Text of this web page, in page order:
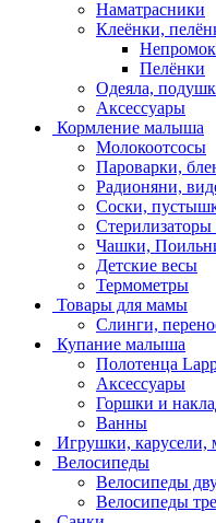
Наматрасники
Клеёнки,
Пелёнки
Одеяла,
Аксессуары
Кормление малыша
Молокоотсосы
Пароварки,
Радионяни,
Соски,
Стерилизаторы
Чашки,
Детские весы
Термометры
Товары для мамы
Слинги,
Купание малыша
Полотенца
Аксессуары
Горшки и
Ванны
Игрушки, карусели,
Велосипеды
Велосипеды
Велосипеды